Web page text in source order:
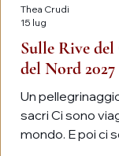
Sulle Rive
del Nord 2027
Un
sacri Ci sono
mondo. E poi ci
Thea Crudi
15 lug